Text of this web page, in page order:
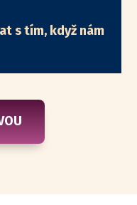
s tím, když nám